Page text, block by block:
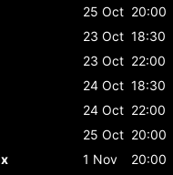
25 Oct 20:00
23 Oct 18:30
23 Oct 22:00
24 Oct 18:30
24 Oct 22:00
25 Oct 20:00
1 Nov 20:00